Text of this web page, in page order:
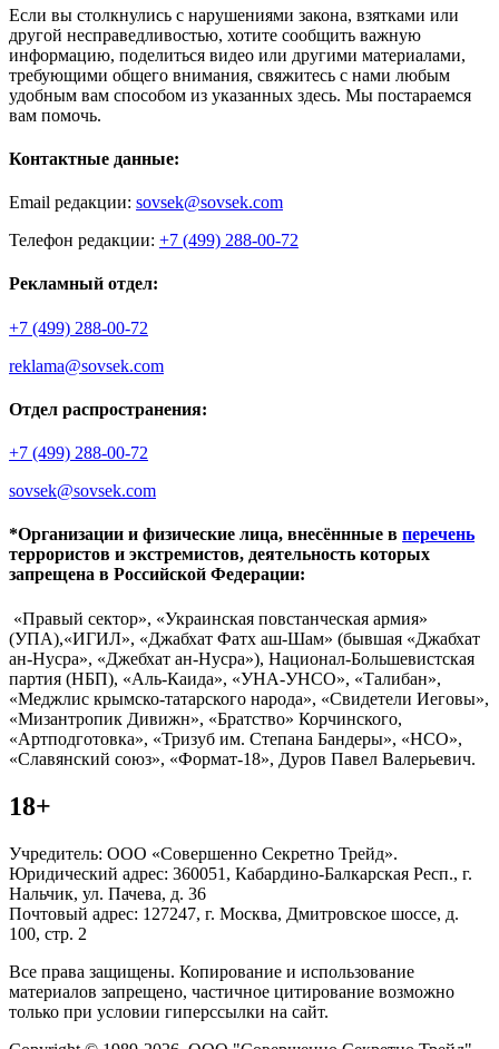
Если вы столкнулись с нарушениями закона, взятками или
другой несправедливостью, хотите сообщить важную
информацию, поделиться видео или другими материалами,
требующими общего внимания, свяжитесь с нами любым
удобным вам способом из указанных здесь. Мы постараемся
вам помочь.
Контактные данные:
Email редакции: sovsek@sovsek.com
Телефон редакции: +7 (499) 288-00-72
Рекламный отдел:
+7 (499) 288-00-72
reklama@sovsek.com
Отдел распространения:
+7 (499) 288-00-72
sovsek@sovsek.com
*Организации и физические лица, внесённные в перечень
террористов и экстремистов, деятельность которых
запрещена в Российской Федерации:
«Правый сектор», «Украинская повстанческая армия»
(УПА),«ИГИЛ», «Джабхат Фатх аш-Шам» (бывшая «Джабхат
ан-Нусра», «Джебхат ан-Нусра»), Национал-Большевистская
партия (НБП), «Аль-Каида», «УНА-УНСО», «Талибан»,
«Меджлис крымско-татарского народа», «Свидетели Иеговы»,
«Мизантропик Дивижн», «Братство» Корчинского,
«Артподготовка», «Тризуб им. Степана Бандеры», «НСО»,
«Славянский союз», «Формат-18», Дуров Павел Валерьевич.
18+
Учредитель: ООО «Совершенно Секретно Трейд».
Юридический адрес: 360051, Кабардино-Балкарская Респ., г.
Нальчик, ул. Пачева, д. 36
Почтовый адрес: 127247, г. Москва, Дмитровское шоссе, д.
100, стр. 2
Все права защищены. Копирование и использование
материалов запрещено, частичное цитирование возможно
только при условии гиперссылки на сайт.